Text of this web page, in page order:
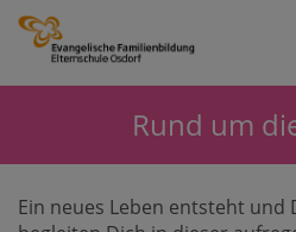
Rund um
Ein neues Leben entsteht und